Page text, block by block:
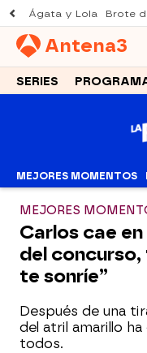
Ágata y Lola Brote
Antena3
SERIES
MEJORES MOMENTOS
MEJORES
Carlos cae
del concurso,
te sonríe”
Después de una
del atril amarillo
todos.